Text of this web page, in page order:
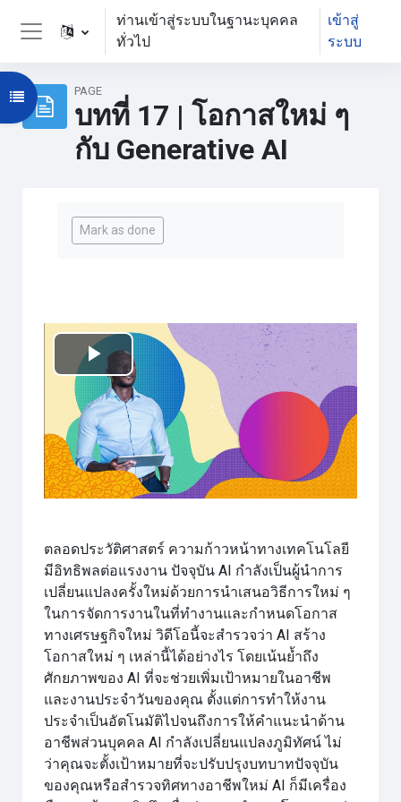
ข้ามไปที่เนื้อหาหลัก
Side panel
ท่านเข้าสู่ระบบในฐานะบุคคล
ทั่วไป
เข้าสู่
ระบบ
PAGE
บทที่ 17 | โอกาสใหม่ ๆ
กับ Generative AI
Open course index
Mark as done
เล่น
วิดีโอ
ตลอดประวัติศาสตร์ ความก้าวหน้าทางเทคโนโลยี
มีอิทธิพลต่อแรงงาน ปัจจุบัน AI กำลังเป็นผู้นำการ
เปลี่ยนแปลงครั้งใหม่ด้วยการนำเสนอวิธีการใหม่ ๆ
ในการจัดการงานในที่ทำงานและกำหนดโอกาส
ทางเศรษฐกิจใหม่ วิดีโอนี้จะสำรวจว่า AI สร้าง
โอกาสใหม่ ๆ เหล่านี้ได้อย่างไร โดยเน้นย้ำถึง
ศักยภาพของ AI ที่จะช่วยเพิ่มเป้าหมายในอาชีพ
และงานประจำวันของคุณ ตั้งแต่การทำให้งาน
ประจำเป็นอัตโนมัติไปจนถึงการให้คำแนะนำด้าน
อาชีพส่วนบุคคล AI กำลังเปลี่ยนแปลงภูมิทัศน์ ไม่
ว่าคุณจะตั้งเป้าหมายที่จะปรับปรุงบทบาทปัจจุบัน
ของคุณหรือสำรวจทิศทางอาชีพใหม่ AI ก็มีเครื่อง